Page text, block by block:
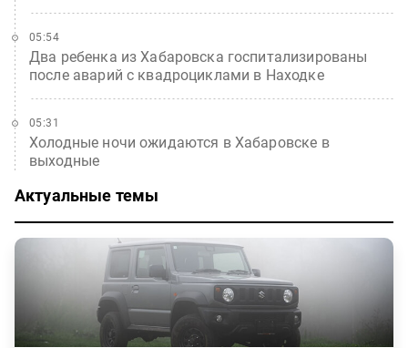
Два ребенка из Хабаровска госпитализированы
после аварий с квадроциклами в Находке
05:54
Холодные ночи ожидаются в Хабаровске в
выходные
05:31
Актуальные темы